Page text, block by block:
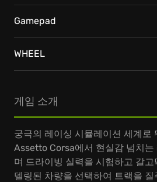
게임 소개
궁극의 레이싱 시뮬레이션 세계로
Assetto Corsa에서 현실감 넘치는
며 드라이빙 실력을 시험하고 갈
델링된 차량을 선택하여 트랙을
Gamepad
WHEEL